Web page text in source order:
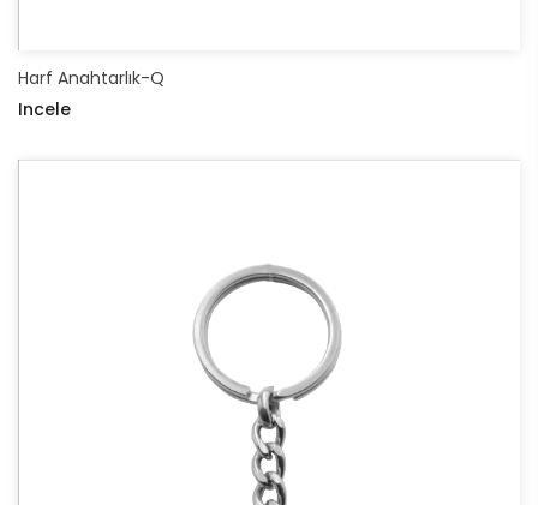
Harf Anahtarlık-Q
Incele